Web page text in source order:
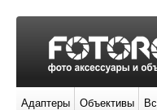
Адаптеры Объективы